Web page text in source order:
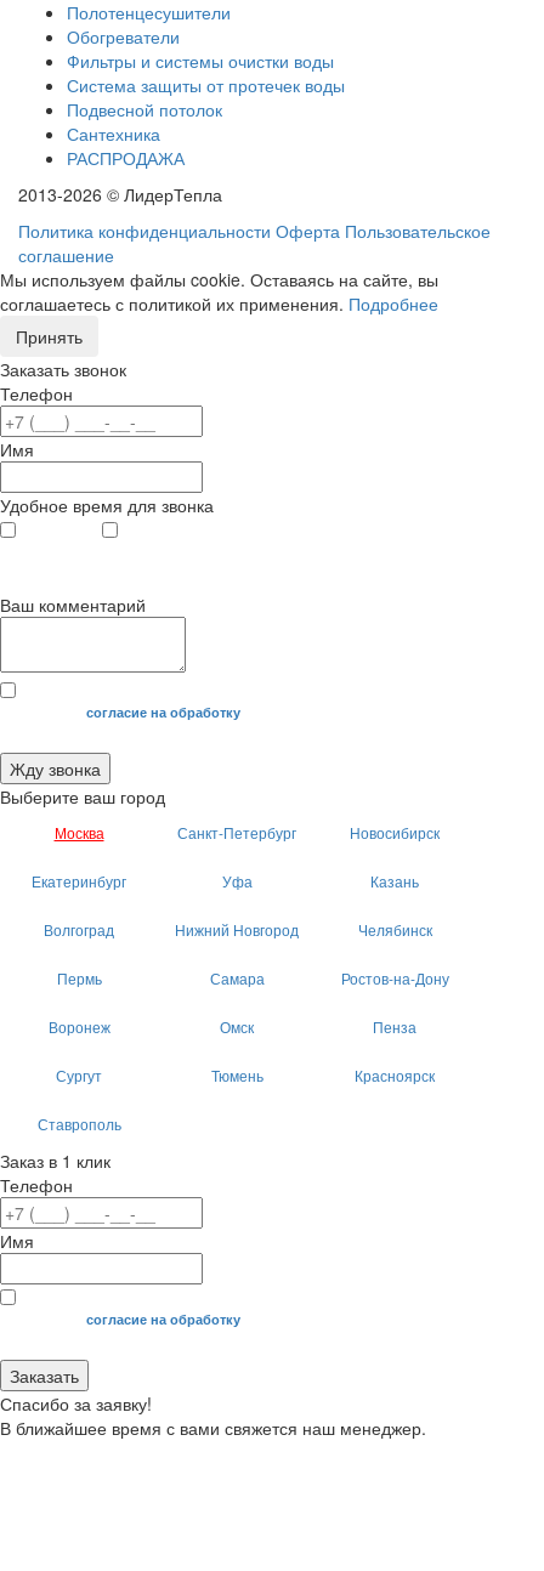
Полотенцесушители
Обогреватели
Фильтры и системы очистки воды
Система защиты от протечек воды
Подвесной потолок
Сантехника
РАСПРОДАЖА
2013-2026 © ЛидерТепла
Политика конфиденциальности Оферта Пользовательское
соглашение
Мы используем файлы cookie. Оставаясь на сайте, вы
соглашаетесь с политикой их применения. Подробнее
Принять
Заказать звонок
Телефон
Имя
Удобное время для звонка
Ваш комментарий
Я даю своесогласие на обработку
Жду звонка
Выберите ваш город
Москва Санкт-Петербург Новосибирск
Екатеринбург Уфа Казань
Волгоград Нижний Новгород Челябинск
Пермь Самара Ростов-на-Дону
Воронеж Омск Пенза
Сургут Тюмень Красноярск
Ставрополь
Заказ в 1 клик
Телефон
Имя
Я даю своесогласие на обработку
Заказать
Спасибо за заявку!
В ближайшее время с вами свяжется наш менеджер.